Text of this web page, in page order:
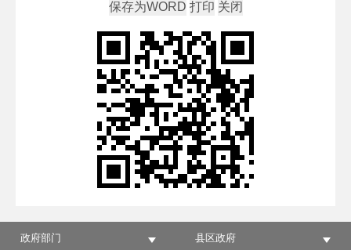
政府部门 县区政府